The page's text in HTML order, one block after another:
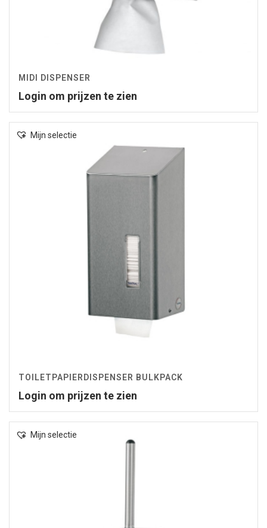
MIDI DISPENSER
Login om prijzen te zien
Mijn selectie
TOILETPAPIERDISPENSER BULKPACK
Login om prijzen te zien
Mijn selectie